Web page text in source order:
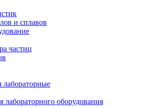
и сплавов
частиц
оборудования